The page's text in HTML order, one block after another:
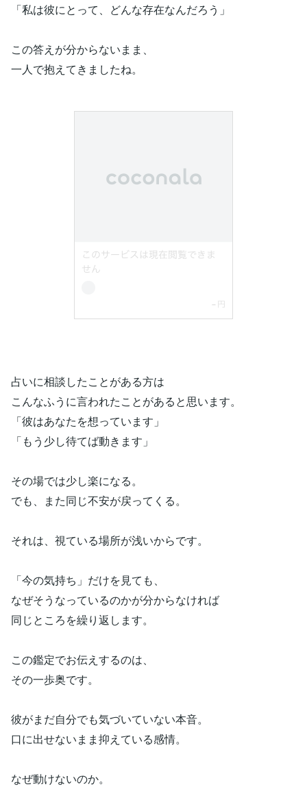
「私は彼にとって、どんな存在なんだろう」
この答えが分からないまま、
一人で抱えてきましたね。
占いに相談したことがある方は
こんなふうに言われたことがあると思います。
「彼はあなたを想っています」
「もう少し待てば動きます」
その場では少し楽になる。
でも、また同じ不安が戻ってくる。
それは、視ている場所が浅いからです。
「今の気持ち」だけを見ても、
なぜそうなっているのかが分からなければ
同じところを繰り返します。
この鑑定でお伝えするのは、
その一歩奥です。
彼がまだ自分でも気づいていない本音。
口に出せないまま抑えている感情。
なぜ動けないのか。